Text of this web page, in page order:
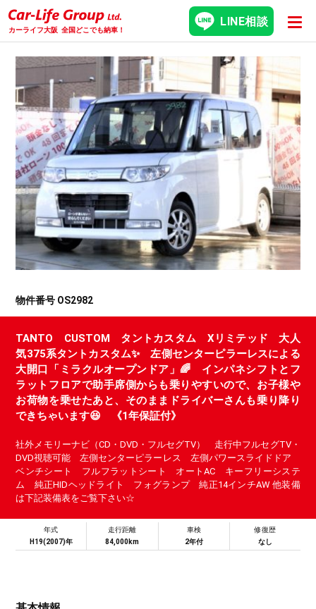
カーライフ大阪 全国どこでも納車！
LINE相談
物件番号 OS2982
TANTO CUSTOM タントカスタム Xリミテッド 大人
気375系タントカスタム✨ 左側センターピラーレスによる
大開口「ミラクルオープンドア」🌈 インパネシフトとフ
ラットフロアで助手席側からも乗りやすいので、お子様や
お荷物を乗せたあと、そのままドライバーさんも乗り降り
できちゃいます😆 《1年保証付》
社外メモリーナビ（CD・DVD・フルセグTV） 走行中フルセグTV・
DVD視聴可能 左側センターピラーレス 左側パワースライドドア
ベンチシート フルフラットシート オートAC キーフリーシステ
ム 純正HIDヘッドライト フォグランプ 純正14インチAW 他装備
は下記装備表をご覧下さい☆
年式
H19(2007)年
走行距離
84,000km
車検
2年付
修復歴
なし